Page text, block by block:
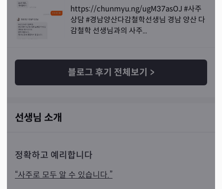
https://chunmyu.ng/ugM37asOJ #사주
상담 #경남양산다감철학선생님 경남 양산 다
감철학 선생님과의 사주...
블로그 후기 전체보기 >
선생님 소개
정확하고 예리합니다
“사주로 모두 알 수 있습니다.”